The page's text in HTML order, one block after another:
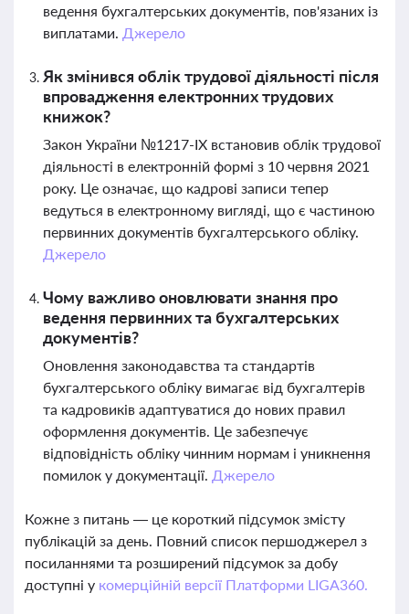
ведення бухгалтерських документів, пов'язаних із
виплатами. Джерело
Як змінився облік трудової діяльності після
впровадження електронних трудових
книжок?
Закон України №1217-IX встановив облік трудової
діяльності в електронній формі з 10 червня 2021
року. Це означає, що кадрові записи тепер
ведуться в електронному вигляді, що є частиною
первинних документів бухгалтерського обліку.
Джерело
Чому важливо оновлювати знання про
ведення первинних та бухгалтерських
документів?
Оновлення законодавства та стандартів
бухгалтерського обліку вимагає від бухгалтерів
та кадровиків адаптуватися до нових правил
оформлення документів. Це забезпечує
відповідність обліку чинним нормам і уникнення
помилок у документації. Джерело
Кожне з питань — це короткий підсумок змісту
публікацій за день. Повний список першоджерел з
посиланнями та розширений підсумок за добу
доступні у комерційній версії Платформи LIGA360.